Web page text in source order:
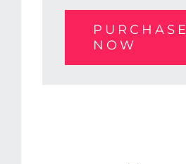
PURCHASE
NOW